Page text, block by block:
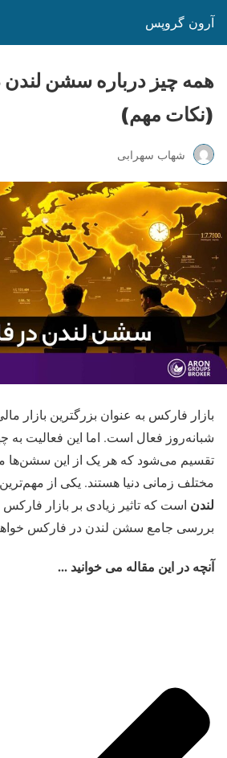
آرون گروپس
همه چیز درباره سشن
(نکات مهم)
شهاب سهرابی
شبانه‌روز فعال است. اما این فعالیت به
تقسیم می‌شود که هر یک از این سشن‌ها
مختلف زمانی دنیا هستند. یکی از
لندن است که تاثیر زیادی بر بازار فارکس
بررسی جامع سشن لندن در فارکس
آنچه در این مقاله می خوانید ...